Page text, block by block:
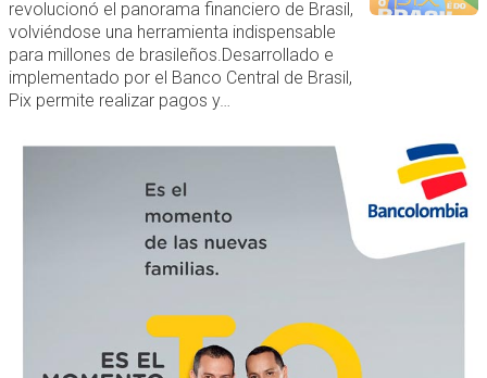
revolucionó el panorama financiero de Brasil,
volviéndose una herramienta indispensable
para millones de brasileños.Desarrollado e
implementado por el Banco Central de Brasil,
Pix permite realizar pagos y…